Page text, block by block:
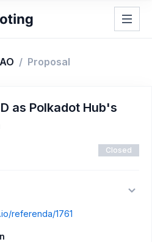
/ Proposal
as Polkadot Hub's
Closed
referenda/1761